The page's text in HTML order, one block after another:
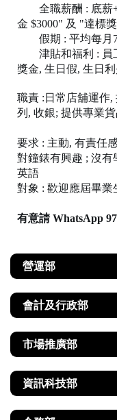
全職薪酬 : 底薪+
金 $3000" 及 "達標
假期 : 平均每月7
津貼和福利 : 員工
獎金, 生日假, 生日
職責 : 日常店舖運作,
列 , 收銀; 提供專業
要求 : 主動, 有責任
對鐘錶有興趣 ; 沒有
英語
對象 : 歡迎應屆畢
有意請WhatsApp
營運部
會計及行政部
市場推廣部
資訊科技部